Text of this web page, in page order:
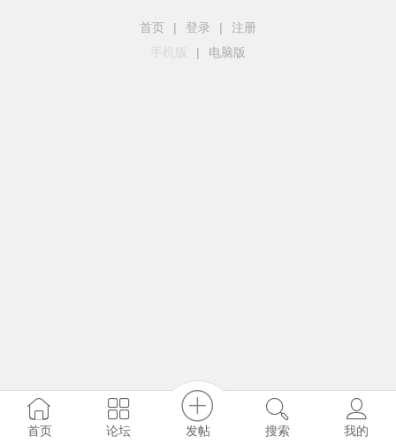
首页 | 登录 |
注册
手机版
| 电脑版
首页 论坛 发帖 搜索 我的